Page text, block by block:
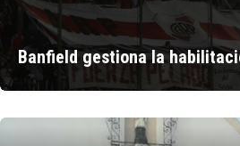
Banfield gestiona la